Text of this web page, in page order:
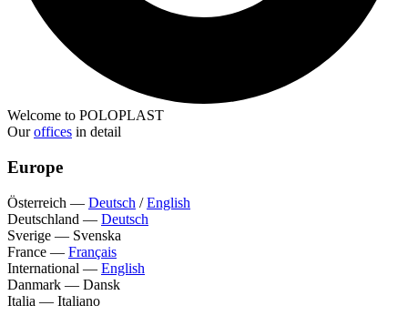
Welcome to POLOPLAST
Ouroffices in detail
Europe
Österreich — Deutsch /English
Deutschland — Deutsch
Sverige — Svenska
France — Français
International — English
Danmark — Dansk
Italia — Italiano